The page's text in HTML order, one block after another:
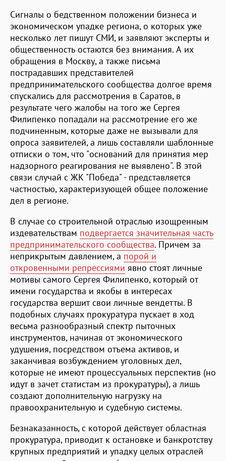
Сигналы о бедственном положении бизнеса и
экономическом упадке региона, о которых уже
несколько лет пишут СМИ, и заявляют эксперты и
общественность остаются без внимания. А их
обращения в Москву, а также письма
пострадавших представителей
предпринимательского сообщества долгое время
спускались для рассмотрения в Саратов, в
результате чего жалобы на того же Сергея
Филипенко попадали на рассмотрение его же
подчиненным, которые даже не вызывали для
опроса заявителей, а лишь составляли шаблонные
отписки о том, что "оснований для принятия мер
надзорного реагирования не выявлено". В этой
связи случай с ЖК "Победа" - представляется
частностью, характеризующей общее положение
дел в регионе.
В случае со строительной отраслью изощренным
издевательствам подвергается значительная часть
предпринимательского сообщества. Причем за
неприкрытым давлением, а порой и
откровенными репрессиями явно стоят личные
мотивы самого Сергея Филипенко, который от
имени государства и якобы в интересах
государства вершит свои личные вендетты. В
подобных случаях прокуратура пускает в ход
весьма разнообразный спектр пыточных
инструментов, начиная от экономического
удушения, посредством отъема активов, и
заканчивая возбуждением уголовных дел,
которые не имеют процессуальных перспектив (но
идут в зачет статистам из прокуратуры), а лишь
создают дополнительную нагрузку на
правоохранительную и судебную системы.
Безнаказанность, с которой действует областная
прокуратура, приводит к остановке и банкротству
крупных предприятий и упадку целых отраслей